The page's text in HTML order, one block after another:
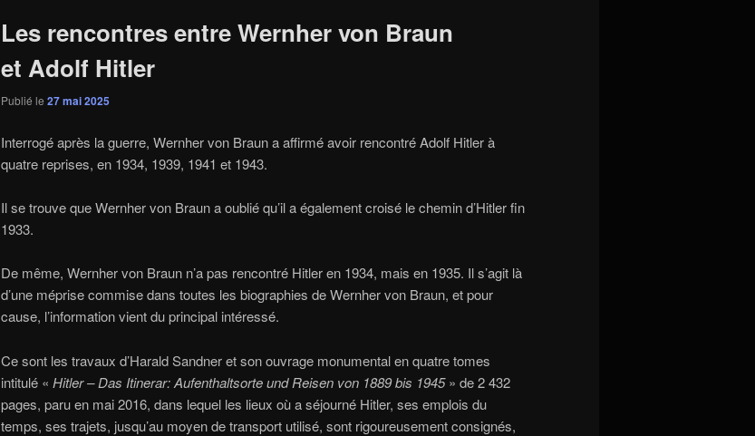
Les rencontres entre Wernher von Braun
et Adolf Hitler
Publié le 27 mai 2025
Interrogé après la guerre, Wernher von Braun a affirmé avoir rencontré Adolf Hitler à
quatre reprises, en 1934, 1939, 1941 et 1943.
Il se trouve que Wernher von Braun a oublié qu’il a également croisé le chemin d’Hitler fin
1933.
De même, Wernher von Braun n’a pas rencontré Hitler en 1934, mais en 1935. Il s’agit là
d’une méprise commise dans toutes les biographies de Wernher von Braun, et pour
cause, l’information vient du principal intéressé.
Ce sont les travaux d’Harald Sandner et son ouvrage monumental en quatre tomes
intitulé « Hitler – Das Itinerar: Aufenthaltsorte und Reisen von 1889 bis 1945» de 2 432
pages, paru en mai 2016, dans lequel les lieux où a séjourné Hitler, ses emplois du
temps, ses trajets, jusqu’au moyen de transport utilisé, sont rigoureusement consignés,